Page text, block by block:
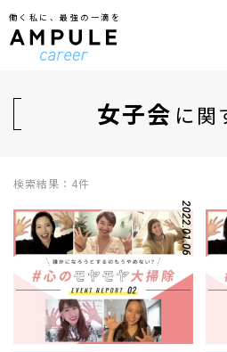
働く私に、最強の一滴を
女子会 に関
検索結果：4件
2022.01.06